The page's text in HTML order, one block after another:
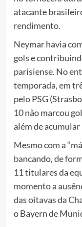
atacante
rendimento.
Neymar havia
gols e
parisiense. No
temporada, em
pelo PSG
10 não marcou
além de
Mesmo com a
bancando, de
11 titulares da
momento a
das oitavas da
o Bayern de